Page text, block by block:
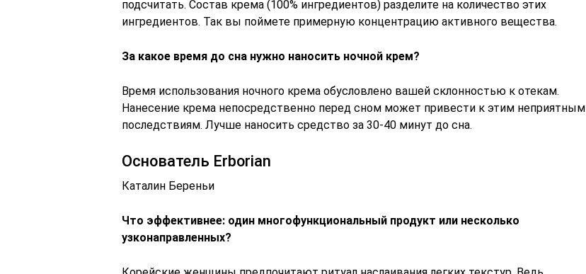
подсчитать. Состав крема (100% ингредиентов) разделите на количество этих
ингредиентов. Так вы поймете примерную концентрацию активного вещества.
За какое время до сна нужно наносить ночной крем?
Время использования ночного крема обусловлено вашей склонностью к отекам.
Нанесение крема непосредственно перед сном может привести к этим неприятным
последствиям. Лучше наносить средство за 30-40 минут до сна.
Основатель Erborian
Каталин Береньи
Что эффективнее: один многофункциональный продукт или несколько
узконаправленных?